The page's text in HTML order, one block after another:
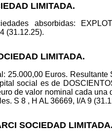
LIMITADA.
absorbidas:
(31.12.25).
LIMITADA.
25.000,00 Euros.
social es de
de valor nominal cada
S 8 , H AL 36669, I/A 9
SOCIEDAD